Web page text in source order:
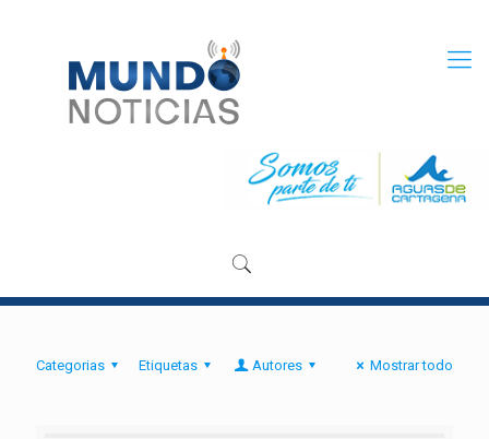
Categorias Etiquetas Autores Mostrar todo